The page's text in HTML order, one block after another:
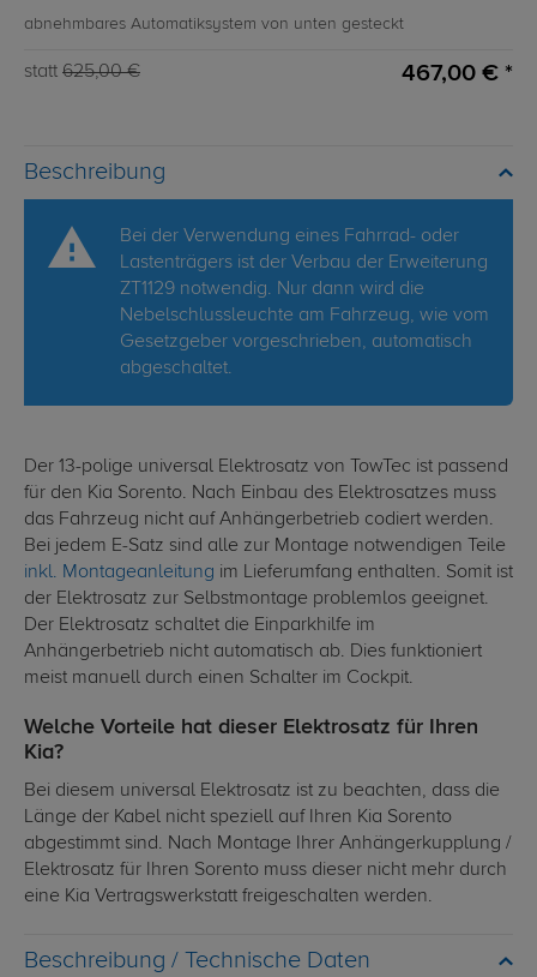
abnehmbares Automatiksystem von unten gesteckt
statt 625,00 € 467,00 € *
Beschreibung
Bei der Verwendung eines Fahrrad- oder
Lastenträgers ist der Verbau der Erweiterung
ZT1129 notwendig. Nur dann wird die
Nebelschlussleuchte am Fahrzeug, wie vom
Gesetzgeber vorgeschrieben, automatisch
abgeschaltet.
Der 13-polige universal Elektrosatz von TowTec ist passend
für den Kia Sorento. Nach Einbau des Elektrosatzes muss
das Fahrzeug nicht auf Anhängerbetrieb codiert werden.
Bei jedem E-Satz sind alle zur Montage notwendigen Teile
inkl. Montageanleitung im Lieferumfang enthalten. Somit ist
der Elektrosatz zur Selbstmontage problemlos geeignet.
Der Elektrosatz schaltet die Einparkhilfe im
Anhängerbetrieb nicht automatisch ab. Dies funktioniert
meist manuell durch einen Schalter im Cockpit.
Welche Vorteile hat dieser Elektrosatz für Ihren
Kia?
Bei diesem universal Elektrosatz ist zu beachten, dass die
Länge der Kabel nicht speziell auf Ihren Kia Sorento
abgestimmt sind. Nach Montage Ihrer Anhängerkupplung /
Elektrosatz für Ihren Sorento muss dieser nicht mehr durch
eine Kia Vertragswerkstatt freigeschalten werden.
Technische Daten